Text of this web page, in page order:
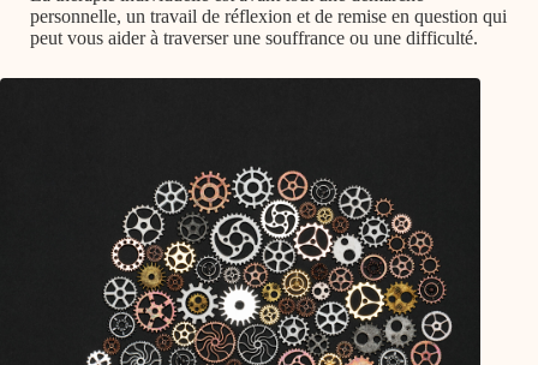
personnelle, un travail de réflexion et de remise en question qui
peut vous aider à traverser une souffrance ou une difficulté.